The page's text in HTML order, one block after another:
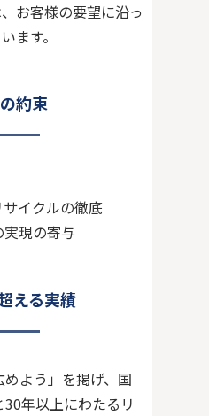
お客様の要望に沿っ
ます。
約束
イクルの徹底
現の寄与
える実績
めよう」を掲げ、国
年以上にわたるリ